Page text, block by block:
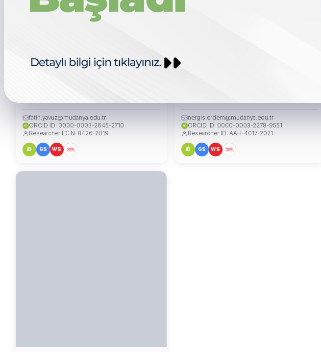
fatih.yavuz@mudanya.edu.tr
iD ORCID ID: 0000-0003-2645-2710
Researcher ID: N-8426-2019
iD GS WS
nergis.erdem@mudanya.edu.tr
iD ORCID ID: 0000-0003-2278-9551
Researcher ID: AAH-4017-2021
iD GS WS